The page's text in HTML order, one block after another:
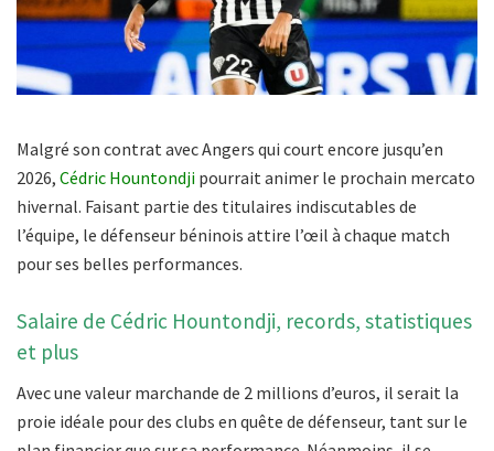
Malgré son contrat avec Angers qui court encore jusqu’en
2026, Cédric Hountondji pourrait animer le prochain mercato
hivernal. Faisant partie des titulaires indiscutables de
l’équipe, le défenseur béninois attire l’œil à chaque match
pour ses belles performances.
Salaire de Cédric Hountondji, records, statistiques
et plus
Avec une valeur marchande de 2 millions d’euros, il serait la
proie idéale pour des clubs en quête de défenseur, tant sur le